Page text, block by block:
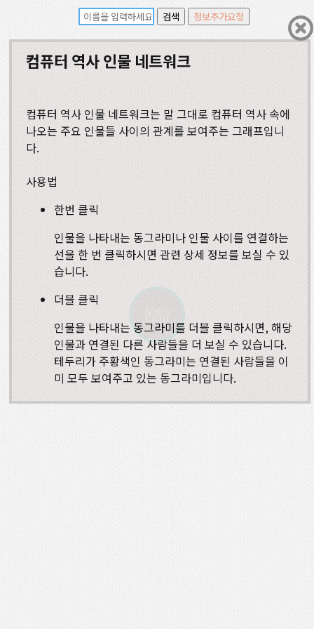
Shelby
Carter
컴퓨터 역사 인물 네트워크
컴퓨터 역사 인물 네트워크는 말 그대로 컴퓨터 역사 속에
나오는 주요 인물들 사이의 관계를 보여주는 그래프입니
다.
사용법
한번 클릭
인물을 나타내는 동그라미나 인물 사이를 연결하는
선을 한 번 클릭하시면 관련 상세 정보를 보실 수 있
습니다.
더블 클릭
인물을 나타내는 동그라미를 더블 클릭하시면, 해당
인물과 연결된 다른 사람들을 더 보실 수 있습니다.
테두리가 주황색인 동그라미는 연결된 사람들을 이
미 모두 보여주고 있는 동그라미입니다.